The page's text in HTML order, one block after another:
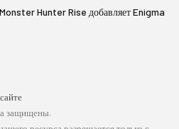
Hunter Rise добавляет Enigma
защищены.